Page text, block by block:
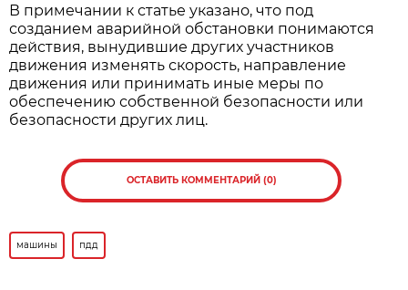
В примечании к статье указано, что под
созданием аварийной обстановки понимаются
действия, вынудившие других участников
движения изменять скорость, направление
движения или принимать иные меры по
обеспечению собственной безопасности или
безопасности других лиц.
ОСТАВИТЬ КОММЕНТАРИЙ (0)
машины пдд